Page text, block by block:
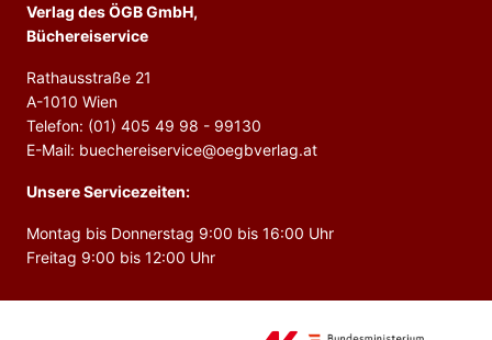
Verlag des ÖGB GmbH,
Büchereiservice
Rathausstraße 21
A-1010 Wien
Telefon: (01) 405 49 98 - 99130
E-Mail: buechereiservice@oegbverlag.at
Unsere Servicezeiten:
Montag bis Donnerstag 9:00 bis 16:00 Uhr
Freitag 9:00 bis 12:00 Uhr